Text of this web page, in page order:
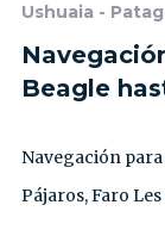
Ushuaia -
Beagle
Navegación
Pájaros, Faro